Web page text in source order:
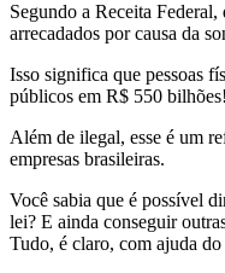
Segundo a Receita Federal,
arrecadados por causa da
Isso significa que pessoas
públicos em R$ 550 bilhões!
Além de ilegal, esse é um
empresas brasileiras.
Você sabia que é possível
lei? E ainda conseguir
Tudo, é claro, com ajuda